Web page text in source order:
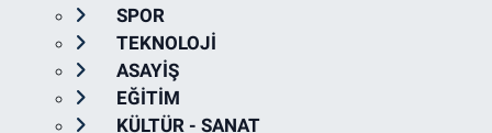
SPOR
TEKNOLOJİ
ASAYİŞ
EĞİTİM
KÜLTÜR - SANAT